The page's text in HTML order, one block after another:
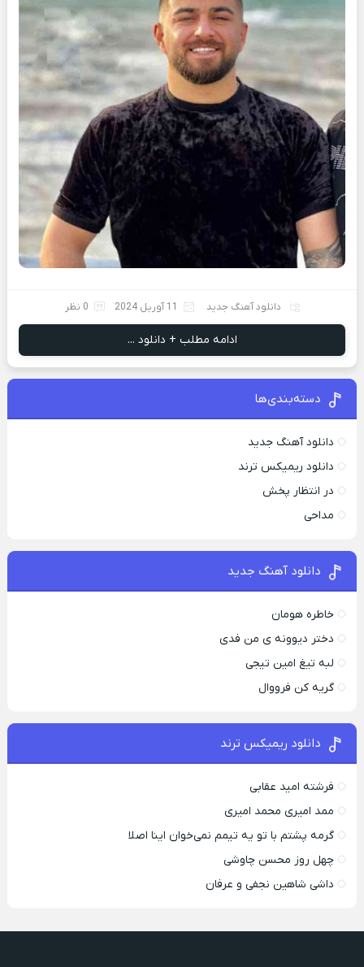
دانلود آهنگ جدید 11 آوریل 2024 0 نظر
ادامه مطلب + دانلود ...
دسته‌بندی‌ها
دانلود آهنگ جدید
دانلود ریمیکس ترند
در انتظار پخش
مداحی
دانلود آهنگ جدید
خاطره هومان
دختر دیوونه‌ ی من فدی
لبه تیغ امین تیجی
گریه کن فرووال
دانلود ریمیکس ترند
فرشته امید عقابی
ممد امیری محمد امیری
گرمه پشتم با تو یه تیمم نمی‌خوان اینا اصلا
چهل روز محسن چاوشی
داشی شاهین نجفی و عرفان